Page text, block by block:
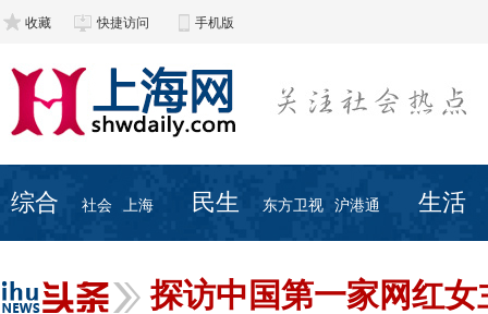
收藏 快捷访问 手机版
综合 社会 上海 民生 东方卫视 沪港通 生活
探访中国第一家网红